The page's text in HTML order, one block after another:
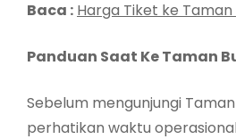
Baca : Harga Tiket ke
Panduan Saat Ke Taman
Sebelum mengunjungi
perhatikan waktu